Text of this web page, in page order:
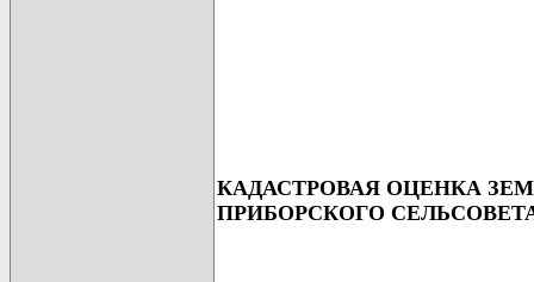
КАДАСТРОВАЯ ОЦЕНКА
ПРИБОРСКОГО